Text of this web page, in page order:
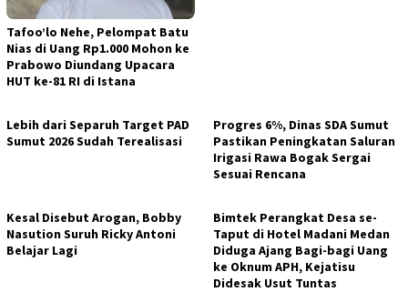
Tafoo’lo Nehe, Pelompat Batu
Nias di Uang Rp1.000 Mohon ke
Prabowo Diundang Upacara
HUT ke-81 RI di Istana
Lebih dari Separuh Target PAD
Sumut 2026 Sudah Terealisasi
Progres 6%, Dinas SDA Sumut
Pastikan Peningkatan Saluran
Irigasi Rawa Bogak Sergai
Sesuai Rencana
Kesal Disebut Arogan, Bobby
Nasution Suruh Ricky Antoni
Belajar Lagi
Bimtek Perangkat Desa se-
Taput di Hotel Madani Medan
Diduga Ajang Bagi-bagi Uang
ke Oknum APH, Kejatisu
Didesak Usut Tuntas